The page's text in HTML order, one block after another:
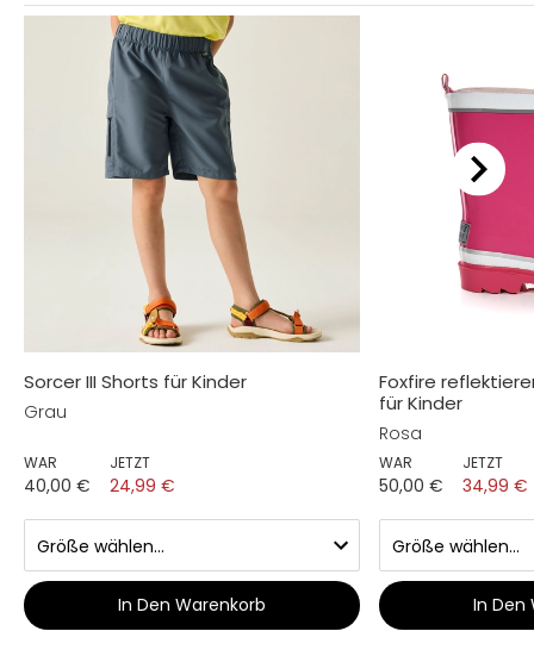
Sorcer III Shorts für Kinder
Grau
WAR
40,00 €
JETZT
24,99 €
In Den Warenkorb
Foxfire
für Kinder
Rosa
WAR
50,00 €
JETZT
34,99 €
In Den